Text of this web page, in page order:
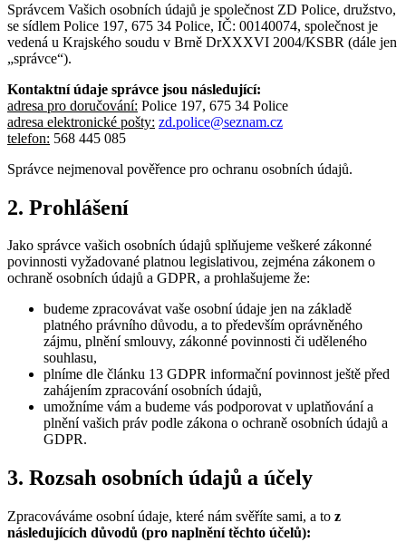
Správcem Vašich osobních údajů je společnost ZD Police, družstvo,
se sídlem Police 197, 675 34 Police, IČ: 00140074, společnost je
vedená u Krajského soudu v Brně DrXXXVI 2004/KSBR (dále jen
„správce“).
Kontaktní údaje správce jsou následující:
adresa pro doručování: Police 197, 675 34 Police
adresa elektronické pošty: zd.police@seznam.cz
telefon: 568 445 085
Správce nejmenoval pověřence pro ochranu osobních údajů.
2. Prohlášení
Jako správce vašich osobních údajů splňujeme veškeré zákonné
povinnosti vyžadované platnou legislativou, zejména zákonem o
ochraně osobních údajů a GDPR, a prohlašujeme že:
budeme zpracovávat vaše osobní údaje jen na základě
platného právního důvodu, a to především oprávněného
zájmu, plnění smlouvy, zákonné povinnosti či uděleného
souhlasu,
plníme dle článku 13 GDPR informační povinnost ještě před
zahájením zpracování osobních údajů,
umožníme vám a budeme vás podporovat v uplatňování a
plnění vašich práv podle zákona o ochraně osobních údajů a
GDPR.
3. Rozsah osobních údajů a účely
Zpracováváme osobní údaje, které nám svěříte sami, a to z
následujících důvodů (pro naplnění těchto účelů):